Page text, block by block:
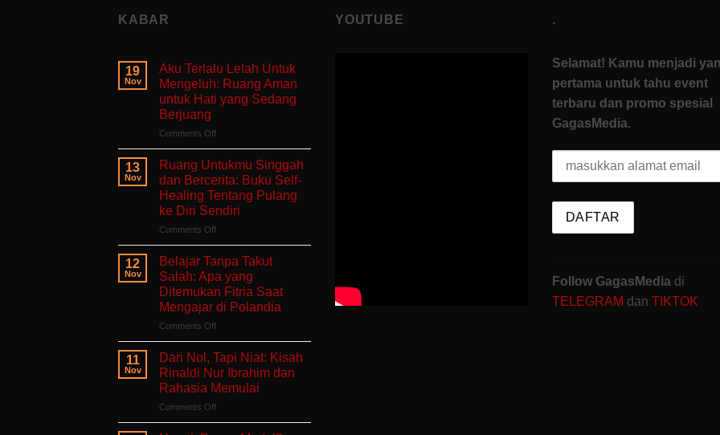
KABAR
19
Nov
Aku Terlalu Lelah Untuk
Mengeluh: Ruang Aman
untuk Hati yang Sedang
Berjuang
Comments Offon
Terlalu
Lelah
Untuk
Mengeluh:
Ruang
Aman
yang
Sedang
Berjuang
13
Nov
Ruang Untukmu Singgah
dan Bercerita: Buku Self-
Healing Tentang Pulang
ke Diri Sendiri
Comments Offon
Untukmu
Singgah
dan
Bercerita:
Buku
Self-
Tentang
Pulang
ke
Diri
Sendiri
12
Nov
Belajar Tanpa Takut
Salah: Apa yang
Ditemukan Fitria Saat
Mengajar di Polandia
Comments Offon
Tanpa
Takut
Salah:
Apa
yang
Ditemukan
11
Nov
Dari Nol, Tapi Niat: Kisah
Rinaldi Nur Ibrahim dan
Rahasia Memulai
Comments Offon
YOUTUBE .
Selamat! Kamu menjadi
pertama untuk tahu event
terbaru dan promo spesial
GagasMedia.
Follow GagasMedia di
TELEGRAM dan TIKTOK